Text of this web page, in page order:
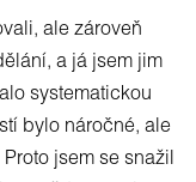
ale zároveň
a já jsem jim
systematickou
bylo náročné, ale
jsem se snažil